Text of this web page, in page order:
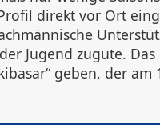
direkt vor Ort
Jugend zugute.
geben, der